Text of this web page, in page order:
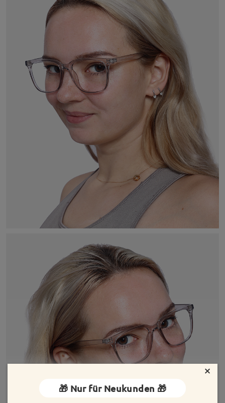
×
🎁 Nur für Neukunden 🎁